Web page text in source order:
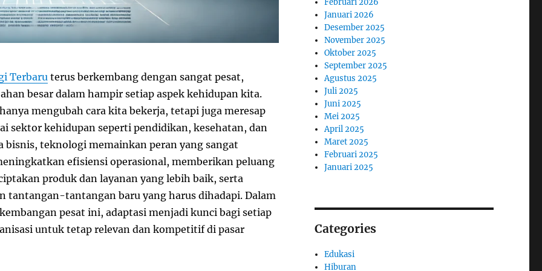
Terbaruterus berkembang dengan sangat pesat,
besar dalam hampir setiap aspek kehidupan kita.
mengubah cara kita bekerja, tetapi juga meresap
sektor kehidupan seperti pendidikan, kesehatan, dan
bisnis, teknologi memainkan peran yang sangat
efisiensi operasional, memberikan peluang
produk dan layanan yang lebih baik, serta
tantangan-tantangan baru yang harus dihadapi. Dalam
pesat ini, adaptasi menjadi kunci bagi setiap
untuk tetap relevan dan kompetitif di pasar
Januari 2026
Desember 2025
November 2025
Oktober 2025
September 2025
Agustus 2025
Juli 2025
Juni 2025
Mei 2025
April 2025
Maret 2025
Februari 2025
Januari 2025
Categories
Edukasi
Hiburan